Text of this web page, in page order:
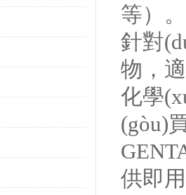
等）
針對
物，
化學
(gòu)
供即